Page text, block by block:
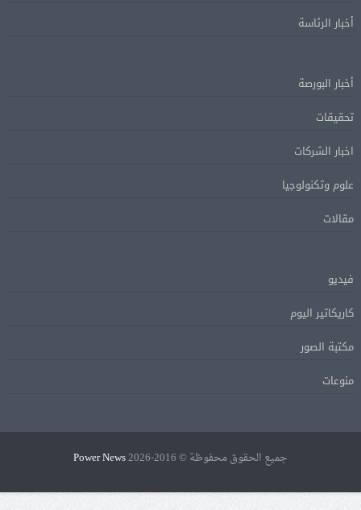
أخبار الرئاسة
أخبار البورصة
تحقيقات
اخبار الشركات
علوم وتكنولوجيا
مقالات
فيديو
كاريكاتير اليوم
مكتبة الصور
منوعات
جميع الحقوق محفوظة © 2016-2026 Power News